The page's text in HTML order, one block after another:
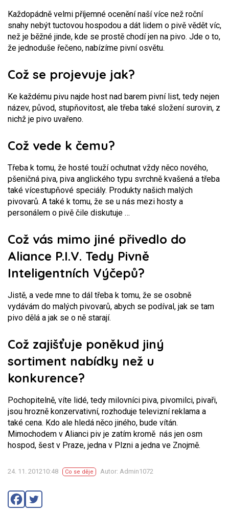
Každopádně velmi příjemné ocenění naší více než roční
snahy nebýt tuctovou hospodou a dát lidem o pivě vědět víc,
než je běžné jinde, kde se prostě chodí jen na pivo. Jde o to,
že jednoduše řečeno, nabízíme pivní osvětu.
Což se projevuje jak?
Ke každému pivu najde host nad barem pivní list, tedy nejen
název, původ, stupňovitost, ale třeba také složení surovin, z
nichž je pivo uvařeno.
Což vede k čemu?
Třeba k tomu, že hosté touží ochutnat vždy něco nového,
pšeničná piva, piva anglického typu svrchně kvašená a třeba
také vícestupňové speciály. Produkty našich malých
pivovarů. A také k tomu, že se u nás mezi hosty a
personálem o pivě čile diskutuje …
Což vás mimo jiné přivedlo do
Aliance P.I.V. Tedy Pivně
Inteligentních Výčepů?
Jistě, a vede mne to dál třeba k tomu, že se osobně
vydávám do malých pivovarů, abych se podíval, jak se tam
pivo dělá a jak se o ně starají.
Což zajišťuje poněkud jiný
sortiment nabídky než u
konkurence?
Pochopitelně, víte lidé, tedy milovníci piva, pivomilci, pivaři,
jsou hrozně konzervativní, rozhoduje televizní reklama a
také cena. Kdo ale hledá něco jiného, bude vítán.
Mimochodem v Alianci piv je zatím kromě nás jen osm
hospod, šest v Praze, jedna v Plzni a jedna ve Znojmě.
24. 11. 201210:48 Co se děje Autor: Admin1072